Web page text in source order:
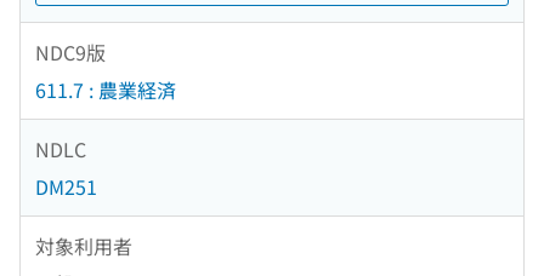
NDC9版
611.7 : 農業経済
NDLC
DM251
対象利用者